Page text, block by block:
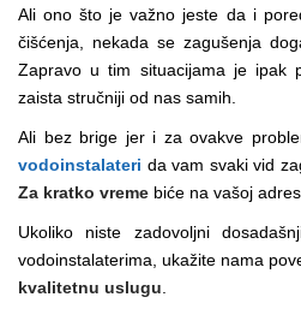
Ali ono što je važno jeste da i
čišćenja, nekada se zagušenja
Zapravo u tim situacijama je ipak
zaista stručniji od nas samih.
Ali bez brige jer i za ovakve
vodoinstalateri da vam svaki vid
Za kratko vreme biće na vašoj
Ukoliko niste zadovoljni
vodoinstalaterima, ukažite nama
kvalitetnu uslugu